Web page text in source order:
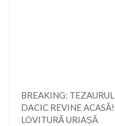
BREAKING: TEZAURUL
DACIC REVINE ACASĂ!
LOVITURĂ URIAȘĂ